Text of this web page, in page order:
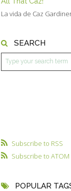
La vida de Caz
SEARCH
Subscribe to RSS
Subscribe to ATOM
POPULAR